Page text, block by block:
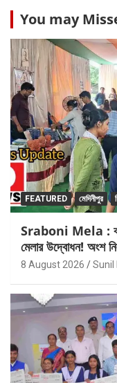
You may
FEATURED মেদিনীপুর
Sraboni Mela : বর্ষার
মেলার উদ্বোধন! অংশ
8 August 2026 Sunil